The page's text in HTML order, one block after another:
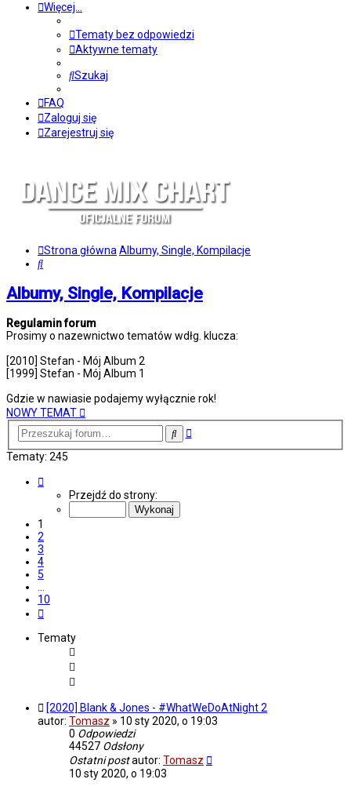
Więcej…
Tematy bez odpowiedzi
Aktywne tematy
Szukaj
FAQ
Zaloguj się
Zarejestruj się
Strona główna Albumy, Single, Kompilacje
Szukaj
Albumy, Single, Kompilacje
Regulamin forum
Prosimy o nazewnictwo tematów wdłg. klucza:
[2010] Stefan - Mój Album 2
[1999] Stefan - Mój Album 1
Gdzie w nawiasie podajemy wyłącznie rok!
NOWY TEMAT
SzukajWyszukiwanie
Tematy: 245
Przejdź do strony:
1
2
3
4
5
…
10
Tematy
[2020] Blank & Jones - #WhatWeDoAtNight 2
autor: Tomasz » 10 sty 2020, o 19:03
0 Odpowiedzi
44527 Odsłony
Ostatni postautor: Tomasz
10 sty 2020, o 19:03